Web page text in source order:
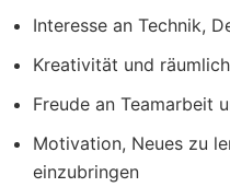
Interesse an Technik,
Kreativität und
Freude an Teamarbeit
Motivation, Neues zu
einzubringen